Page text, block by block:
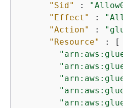
"Sid"
:
"Effect"
:
"Action"
:
"Resource"
: [